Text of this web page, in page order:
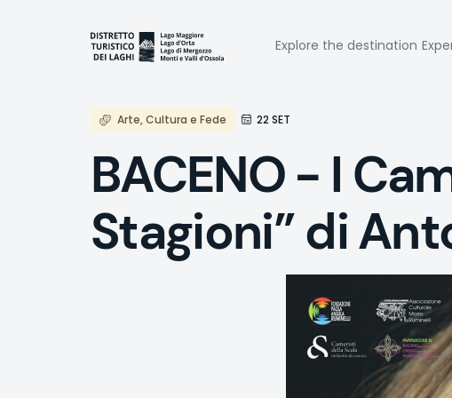
principale
Explore the destination
Arte, Cultura e Fede 22 SET
BACENO - I
Stagioni” di